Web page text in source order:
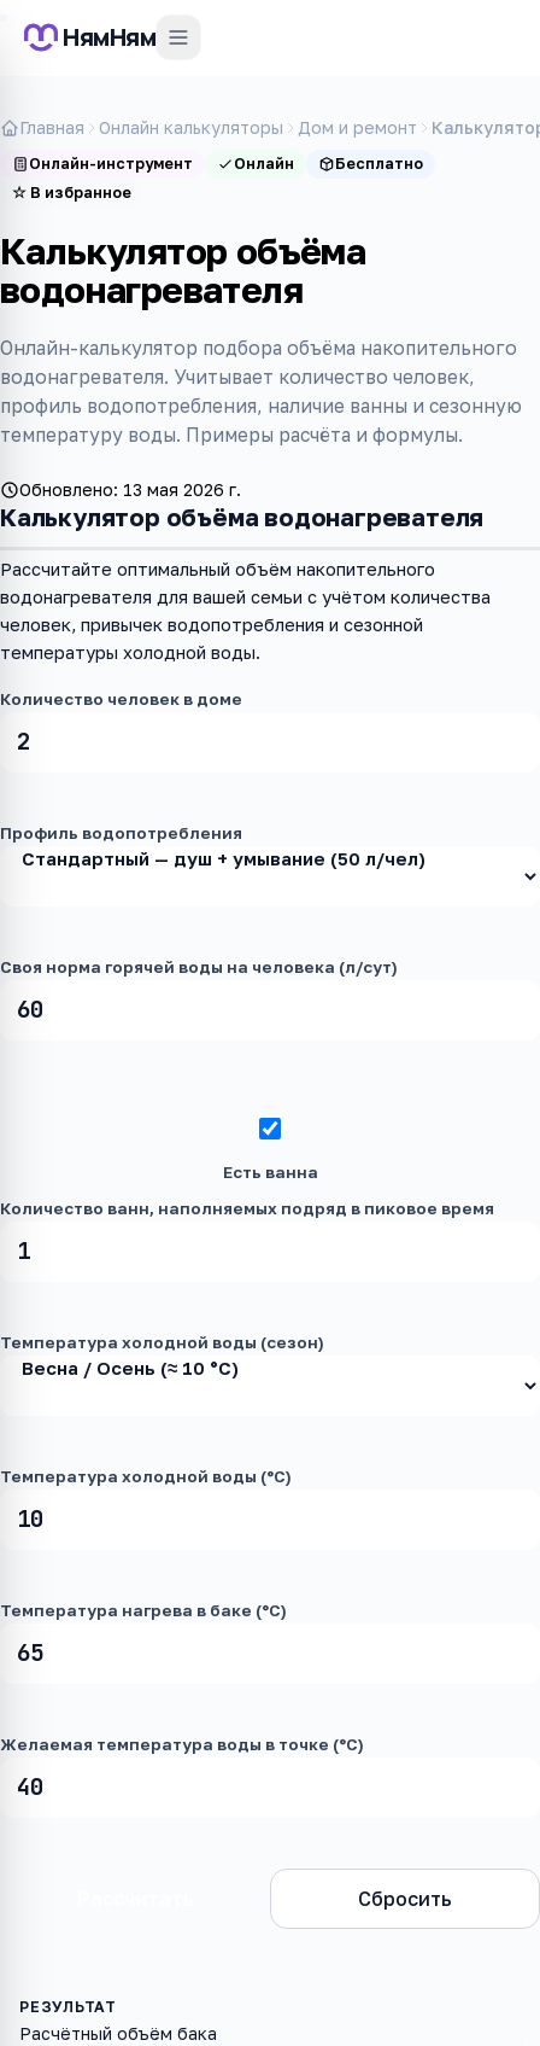
НямНям
Главная Онлайн калькуляторы Дом и ремонт
Онлайн-инструмент Онлайн
Бесплатно
☆ В избранное
Калькулятор объёма
водонагревателя
Онлайн-калькулятор подбора объёма накопительного
водонагревателя. Учитывает количество человек,
профиль водопотребления, наличие ванны и сезонную
температуру воды. Примеры расчёта и формулы.
Обновлено: 13 мая 2026 г.
Калькулятор объёма водонагревателя
Рассчитайте оптимальный объём накопительного
водонагревателя для вашей семьи с учётом количества
человек, привычек водопотребления и сезонной
температуры холодной воды.
Количество человек в доме
Профиль водопотребления
Своя норма горячей воды на человека (л/сут)
Есть ванна
Количество ванн, наполняемых подряд в пиковое время
Температура холодной воды (сезон)
Температура холодной воды (°C)
Температура нагрева в баке (°C)
Желаемая температура воды в точке (°C)
Сбросить
Расчётный объём бака